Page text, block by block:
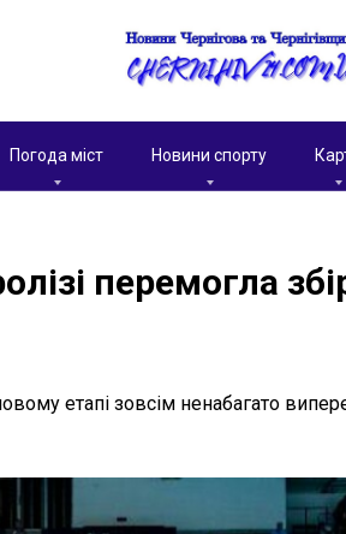
Погода міст Новини спорту
перемогла
етапі зовсім ненабагато